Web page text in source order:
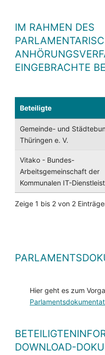
IM RAHMEN DES
EINGEBRACHTE
Beteiligte
Gemeinde- und
Thüringen e. V.
Vitako - Bundes-
Arbeitsgemeinschaft der
Kommunalen IT-
Zeige 1 bis 2 von 2
Hier geht es zum
DOWNLOAD-